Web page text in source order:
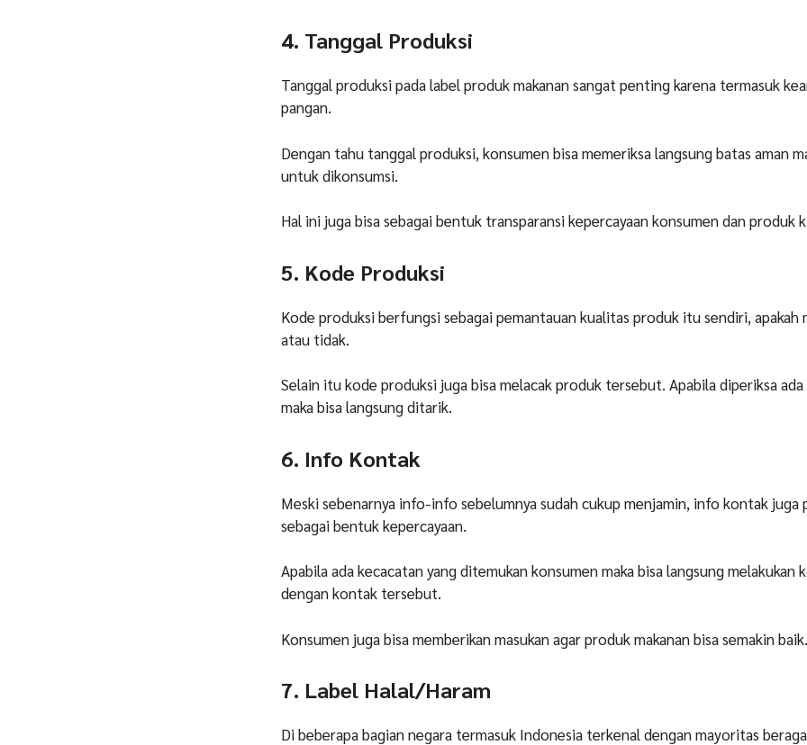
4. Tanggal Produksi
Tanggal produksi pada label produk makanan sangat penting karena termasuk
pangan.
Dengan tahu tanggal produksi, konsumen bisa memeriksa langsung batas aman
untuk dikonsumsi.
Hal ini juga bisa sebagai bentuk transparansi kepercayaan konsumen dan produk
5. Kode Produksi
Kode produksi berfungsi sebagai pemantauan kualitas produk itu sendiri, apakah
atau tidak.
Selain itu kode produksi juga bisa melacak produk tersebut. Apabila diperiksa
maka bisa langsung ditarik.
6. Info Kontak
Meski sebenarnya info-info sebelumnya sudah cukup menjamin, info kontak juga
sebagai bentuk kepercayaan.
Apabila ada kecacatan yang ditemukan konsumen maka bisa langsung melakukan
dengan kontak tersebut.
Konsumen juga bisa memberikan masukan agar produk makanan bisa semakin
7. Label Halal/Haram
Di beberapa bagian negara termasuk Indonesia terkenal dengan mayoritas